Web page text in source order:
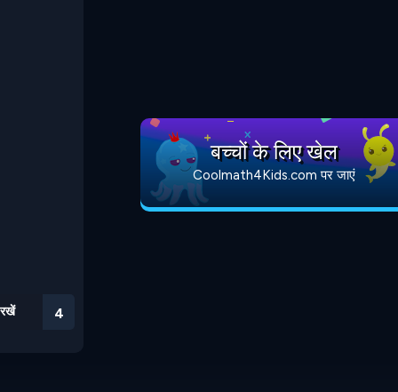
रखें 3
बच्चों के लिए खेल
Coolmath4Kids.com पर जाएं